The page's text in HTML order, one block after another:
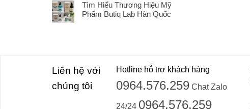
Tìm Hiểu Thương Hiệu Mỹ
Phẩm Butiq Lab Hàn Quốc
Liên hệ với
chúng tôi
Hotline hỗ trợ khách hàng
0964.576.259 Chat Zalo
24/24 0964.576.259